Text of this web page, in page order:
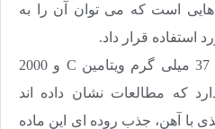
هایی است که می توان آن را به
استفاده قرار داد.
C
و 2000
که مطالعات نشان داده اند
با آهن، جذب روده ای این ماده